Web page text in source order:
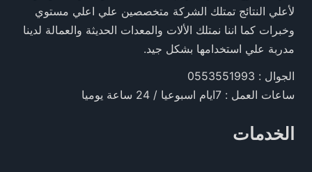
لأعلي النتائج تمتلك الشركة متخصصين علي اعلي مستوي
وخبرات كما اننا نمتلك الألات والمعدات الحديثة والعمالة لدينا
مدربة علي استخدامها بشكل جيد.
الجوال : 0553551993
ساعات العمل : 7ايام اسبوعيا / 24 ساعة يوميا
الخدمات